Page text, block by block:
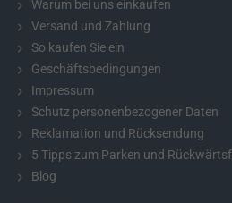
Empfehlung:
Bitte messen Sie vor dem
dem gewählten Modell.
Rückfahrkamera für Toyota
Die Rückfahrkamera für Toyota Yaris 2
Warum bei uns einkaufen
Versand und Zahlung
So kaufen Sie ein
Geschäftsbedingungen
Impressum
Schutz personenbezogener Daten
Reklamation und Rücksendung
5 Tipps zum Parken und
Blog